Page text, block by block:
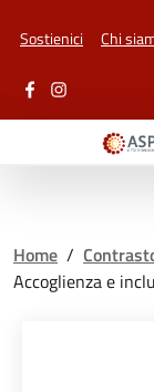
Sostienici Chi
Home /
Accoglienza e